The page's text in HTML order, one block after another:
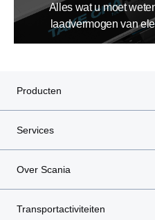
Alles wat u moet
laadvermogen van
Producten
Services
Over Scania
Transportactiviteiten